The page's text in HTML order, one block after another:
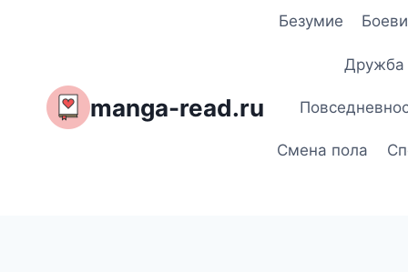
manga-read.ru
Безумие
Дружба
Смена пола